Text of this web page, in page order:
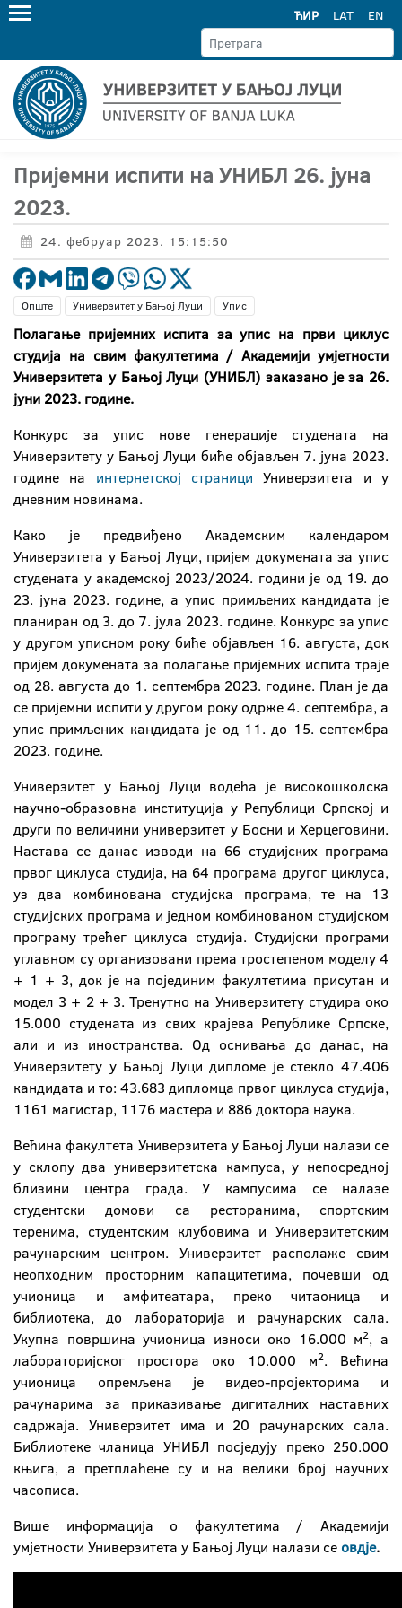
ЋИР LAT EN
Пријемни испити на УНИБЛ 26. јуна
2023.
24. фебруар 2023. 15:15:50
Опште Универзитет у Бањој Луци Упис
Полагање пријемних испита за упис на први циклус
студија на свим факултетима / Академији умјетности
Универзитета у Бањој Луци (УНИБЛ) заказано је за 26.
јуни 2023. године.
Конкурс за упис нове генерације студената на
Универзитету у Бањој Луци биће објављен 7. јуна 2023.
године на интернетској страници Универзитета и у
дневним новинама.
Како је предвиђено Академским календаром
Универзитета у Бањој Луци, пријем докумената за упис
студената у академској 2023/2024. години је од 19. до
23. јуна 2023. године, а упис примљених кандидата је
планиран од 3. до 7. јула 2023. године. Конкурс за упис
у другом уписном року биће објављен 16. августа, док
пријем докумената за полагање пријемних испита траје
од 28. августа до 1. септембра 2023. године. План је да
се пријемни испити у другом року одрже 4. септембра, а
упис примљених кандидата је од 11. до 15. септембра
2023. године.
Универзитет у Бањој Луци водећа је високошколска
научно-образовна институција у Републици Српској и
други по величини универзитет у Босни и Херцеговини.
Настава се данас изводи на 66 студијских програма
првог циклуса студија, на 64 програма другог циклуса,
уз два комбинована студијска програма, те на 13
студијских програма и једном комбинованом студијском
програму трећег циклуса студија. Студијски програми
углавном су организовани према тростепеном моделу 4
+ 1 + 3, док је на појединим факултетима присутан и
модел 3 + 2 + 3. Тренутно на Универзитету студира око
15.000 студената из свих крајева Републике Српске,
али и из иностранства. Од оснивања до данас, на
Универзитету у Бањој Луци дипломе је стекло 47.406
кандидата и то: 43.683 дипломца првог циклуса студија,
1161 магистар, 1176 мастера и 886 доктора наука.
Већина факултета Универзитета у Бањој Луци налази се
у склопу два универзитетска кампуса, у непосредној
близини центра града. У кампусима се налазе
студентски домови са ресторанима, спортским
теренима, студентским клубовима и Универзитетским
рачунарским центром. Универзитет располаже свим
неопходним просторним капацитетима, почевши од
учионица и амфитеатара, преко читаоница и
библиотека, до лабораторија и рачунарских сала.
Укупна површина учионица износи око 16.000 м2, а
лабораторијског простора око 10.000 м2. Већина
учионица опремљена је видео-пројекторима и
рачунарима за приказивање дигиталних наставних
садржаја. Универзитет има и 20 рачунарских сала.
Библиотеке чланица УНИБЛ посједују преко 250.000
књига, а претплаћене су и на велики број научних
часописа.
Више информација о факултетима / Академији
умјетности Универзитета у Бањој Луци налази се овдје.